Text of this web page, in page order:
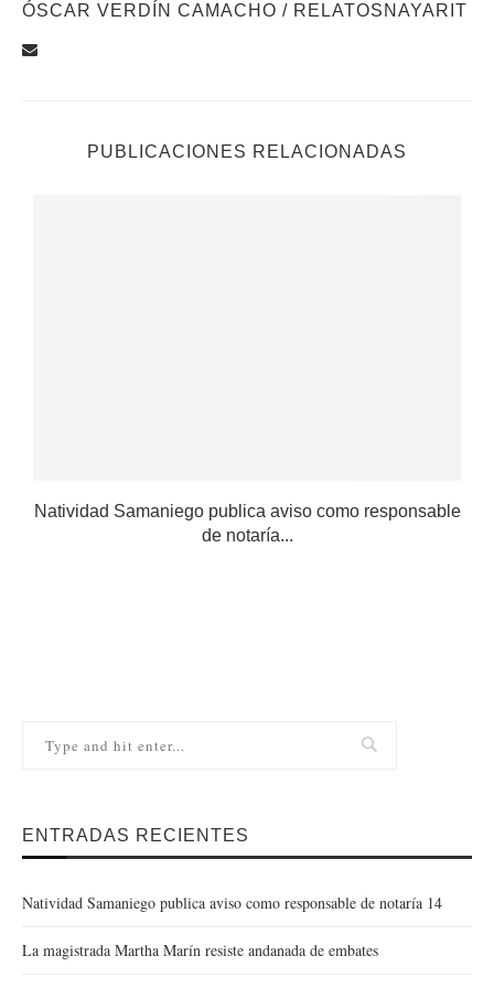
ÓSCAR VERDÍN CAMACHO / RELATOSNAYARIT
PUBLICACIONES RELACIONADAS
Natividad Samaniego publica aviso como responsable
de notaría...
ENTRADAS RECIENTES
Natividad Samaniego publica aviso como responsable de notaría 14
La magistrada Martha Marín resiste andanada de embates